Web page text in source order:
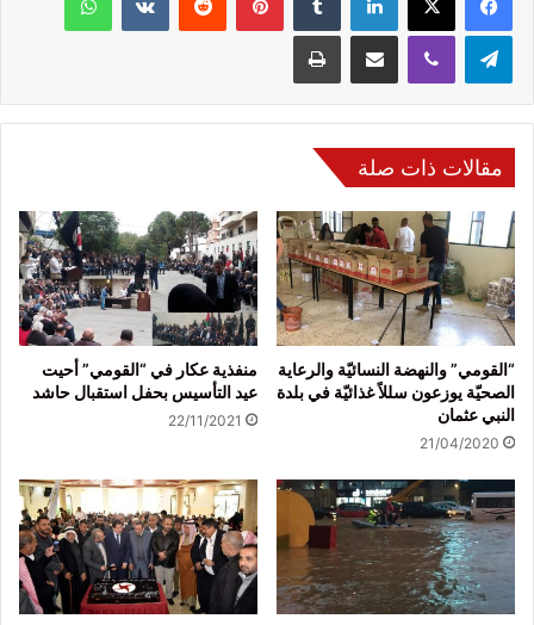
مقالات ذات صلة
“القومي” والنهضة النسائيّة والرعاية
الصحيّة يوزعون سللاً غذائيّة في بلدة
النبي عثمان
21/04/2020
منفذية عكار في “القومي” أحيت
عيد التأسيس بحفل استقبال حاشد
22/11/2021